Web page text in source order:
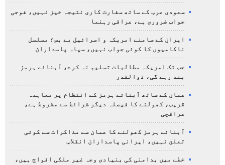
سعودی عرب کے ساتھ سفارت کاری نتیجہ خیز نہیں، فوجی
جواب ضروری ہے، عراقی رہنما
ایران کے سامنے امریکہ و اسرائیل بے بس؛ مسلسل
ناکامیوں کا کوئی جواب نہیں، سپاہ پاسداران
جب تک امریکہ مطالبات تسلیم نہ کرے، آبنائے ہرمز
بند رہے گی، ذوالقدر
عمان کے ساتھ آبنائے ہرمز کے انتظام پر معاہدہ
قریب، کھولنے کا فیصلہ دیگر شرائط سے مشروط ہے،
عراقچی
آبنائے ہرمز کھولنے کا عمان سے مذاکرات سے کوئی
تعلق نہیں، ایرانی پاسداران انقلاب
خطے میں بدامنی کی بنیادی وجہ غیر ملکی افواج ہیں،